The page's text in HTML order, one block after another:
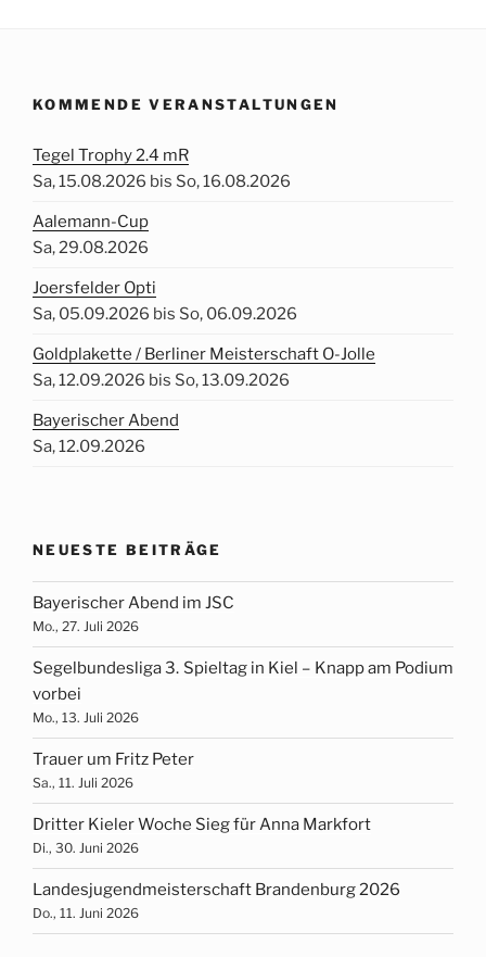
KOMMENDE VERANSTALTUNGEN
Tegel Trophy 2.4 mR
Sa, 15.08.2026 bis So, 16.08.2026
Aalemann-Cup
Sa, 29.08.2026
Joersfelder Opti
Sa, 05.09.2026 bis So, 06.09.2026
Goldplakette / Berliner Meisterschaft O-Jolle
Sa, 12.09.2026 bis So, 13.09.2026
Bayerischer Abend
Sa, 12.09.2026
NEUESTE BEITRÄGE
Bayerischer Abend im JSC
Mo., 27. Juli 2026
Segelbundesliga 3. Spieltag in Kiel – Knapp am Podium
vorbei
Mo., 13. Juli 2026
Trauer um Fritz Peter
Sa., 11. Juli 2026
Dritter Kieler Woche Sieg für Anna Markfort
Di., 30. Juni 2026
Landesjugendmeisterschaft Brandenburg 2026
Do., 11. Juni 2026